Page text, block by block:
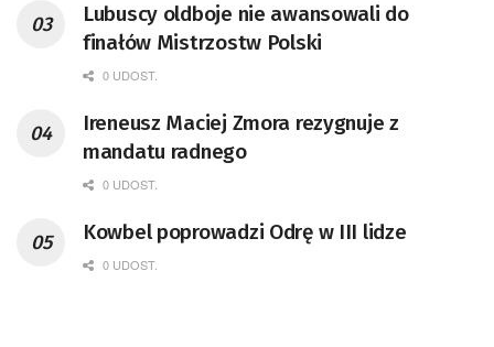
Lubuscy oldboje nie awansowali do
finałów Mistrzostw Polski
0 UDOST.
Ireneusz Maciej Zmora rezygnuje z
mandatu radnego
0 UDOST.
Kowbel poprowadzi Odrę w III lidze
0 UDOST.